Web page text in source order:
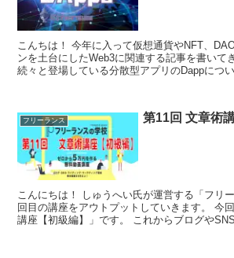
こんちは！ 今年に入って仮想通貨やNFT、DAOなどブロックチェー
ンを土台にしたWeb3に関連する記事を書いてきまし
続々と登場している分散型アプリのDappにつ
フリーランス 第11回 文章術
こんにちは！ しゅうへい氏が運営する「フリーランスの学校」の11
回目の講座をアウトプットしていきます。 今回のテーマは「文章術
講座【初級編】」です。 これからブログやSNSなどを更新していく